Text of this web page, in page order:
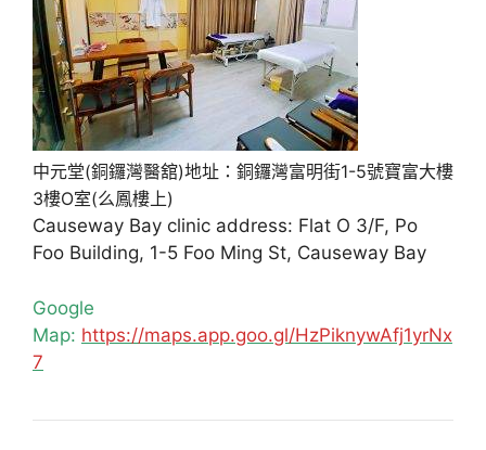
中元堂(銅鑼灣醫舘)地址：銅鑼灣富明街1-5號寶富大樓
3樓O室(么鳳樓上)
Causeway Bay clinic address: Flat O 3/F, Po
Foo Building, 1-5 Foo Ming St, Causeway Bay
Google
Map: https://maps.app.goo.gl/HzPiknywAfj1yrNx
7